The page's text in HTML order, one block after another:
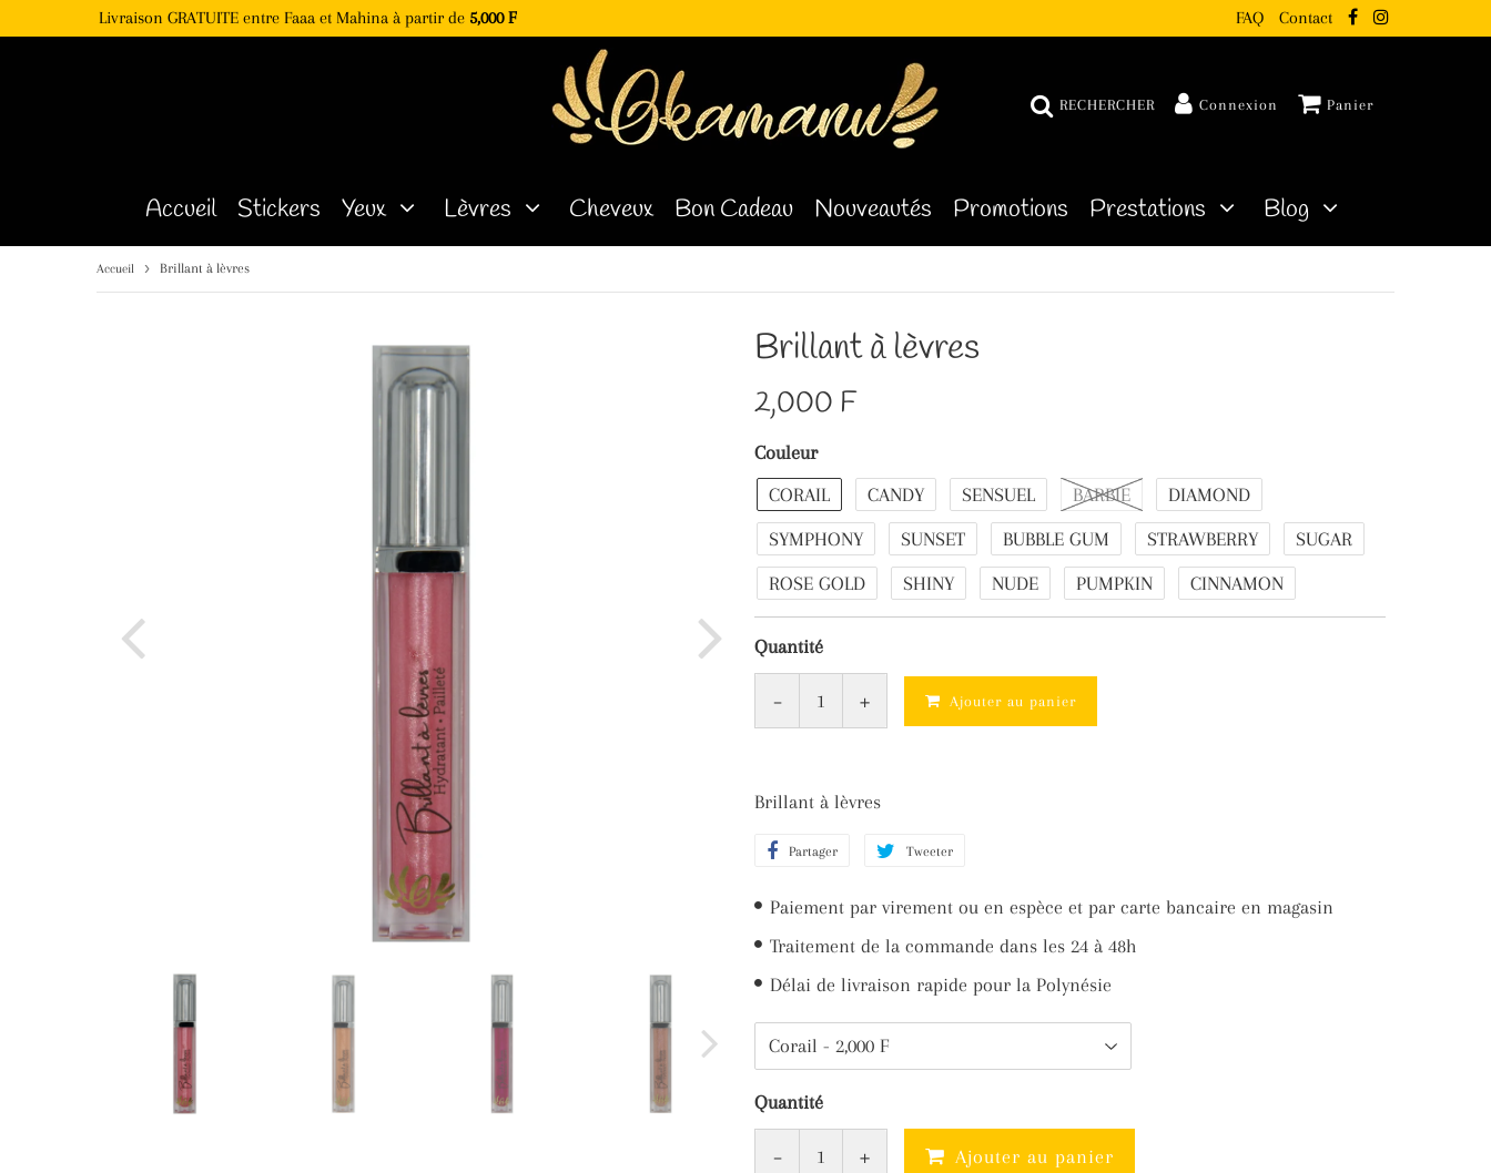
Livraison GRATUITE entre Faaa et Mahina à partir de 5,000 F FAQ Contact
RECHERCHER Connexion Panier
Accueil Stickers Yeux Lèvres Cheveux Bon Cadeau Nouveautés Promotions Prestations Blog
Accueil › Brillant à lèvres
Brillant à lèvres
2,000 F
Couleur
CORAIL
CANDY SENSUEL BARBIE
DIAMOND
SYMPHONY
SUNSET BUBBLE GUM STRAWBERRY
SUGAR
ROSE GOLD
SHINY NUDE PUMPKIN CINNAMON
Quantité
+
- Ajouter au panier
Brillant à lèvres
Partager Partager
Facebook
Tweeter
Twitter
Paiement par virement ou en espèce et par carte bancaire en magasin
Traitement de la commande dans les 24 à 48h
Délai de livraison rapide pour la Polynésie
Quantité
+
- Ajouter au panier